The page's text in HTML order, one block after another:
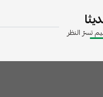
تسرّ النظر